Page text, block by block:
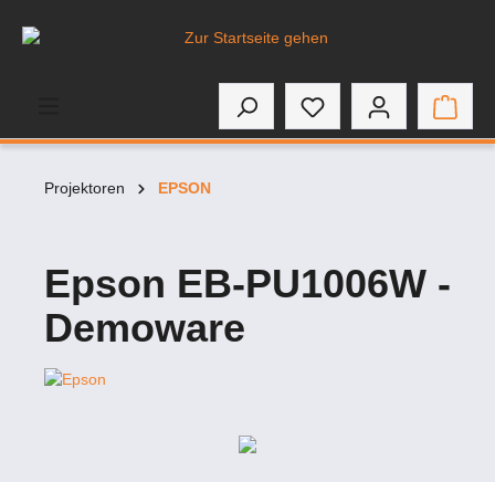
springen
Projektoren EPSON
Epson EB-PU1006W -
Demoware